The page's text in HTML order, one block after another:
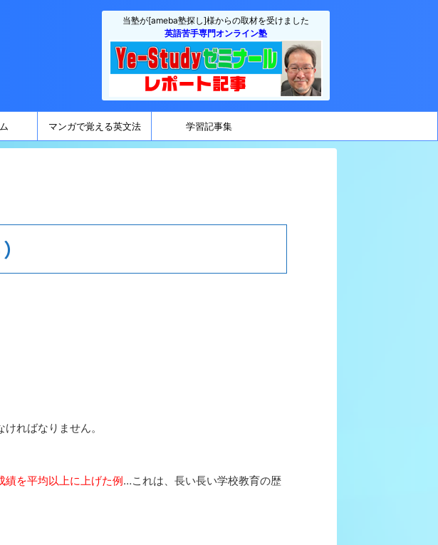
当塾が[ameba塾探し]様からの取材を受けました
英語苦手専門オンライン塾
マンガで覚える英文法 学習記事集
ければなりません。
績を平均以上に上げた例…これは、長い長い学校教育の歴